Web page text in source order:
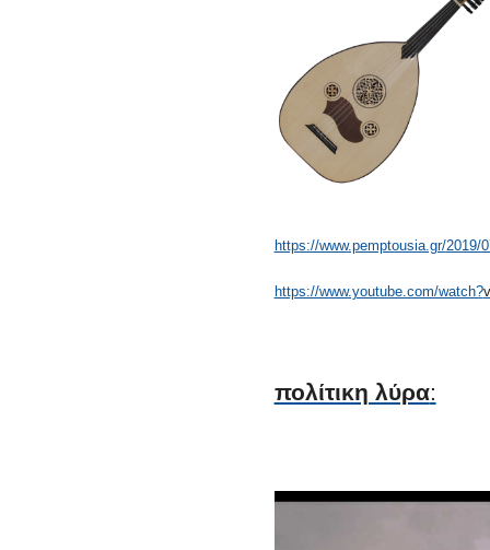
https://www.pemptousia.gr/2019/
https://www.youtube.com/watch?
πολίτικη λύρα: